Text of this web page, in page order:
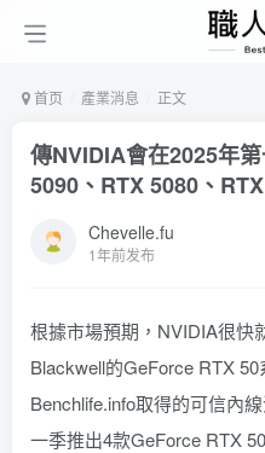
首页 產業消息 正文
傳NVIDIA會在2025年
5090、RTX 5080、
Chevelle.fu
1年前发布
根據市場預期，NVIDIA很快
Blackwell的GeForce RTX
Benchlife.info取得的可信內
一季推出4款GeForce RTX